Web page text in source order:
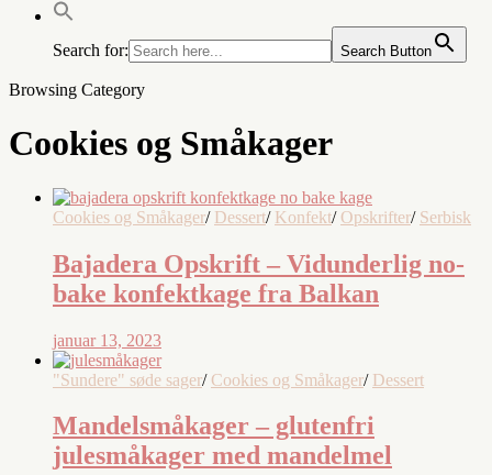
Search for: Search Button
Browsing Category
Cookies og Småkager
Cookies og Småkager/ Dessert/ Konfekt/ Opskrifter/ Serbisk
Bajadera Opskrift – Vidunderlig no-
bake konfektkage fra Balkan
januar 13, 2023
"Sundere" søde sager/ Cookies og Småkager/ Dessert
Mandelsmåkager – glutenfri
julesmåkager med mandelmel